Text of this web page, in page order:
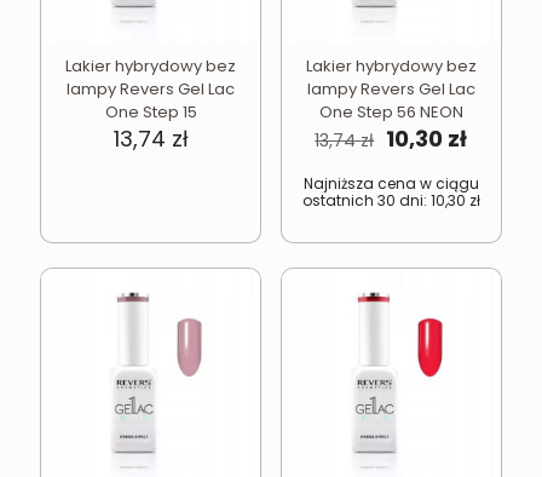
Lakier hybrydowy bez
lampy Revers Gel Lac
One Step 15
13,74 zł
Lakier hybrydowy bez
lampy Revers Gel Lac
One Step 56 NEON
13,74zł Pierwotna
wynosiła:
13,74 zł.
10,30 zł
10,30
Najniższa cena w ciągu
ostatnich 30 dni: 10,30 zł